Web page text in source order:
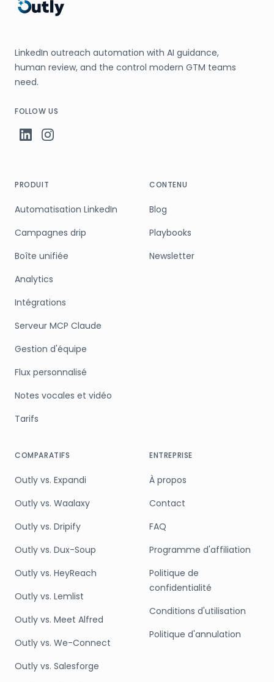
LinkedIn outreach automation with AI guidance,
human review, and the control modern GTM teams
need.
FOLLOW US
PRODUIT
Automatisation LinkedIn
Campagnes drip
Boîte unifiée
Analytics
Intégrations
Serveur MCP Claude
Gestion d'équipe
Flux personnalisé
Notes vocales et vidéo
Tarifs
CONTENU
Blog
Playbooks
Newsletter
COMPARATIFS
Outly vs. Expandi
Outly vs. Waalaxy
Outly vs. Dripify
Outly vs. Dux-Soup
Outly vs. HeyReach
Outly vs. Lemlist
Outly vs. Meet Alfred
Outly vs. We-Connect
Outly vs. Salesforge
ENTREPRISE
À propos
Contact
FAQ
Programme d'affiliation
Politique de
confidentialité
Conditions d'utilisation
Politique d'annulation